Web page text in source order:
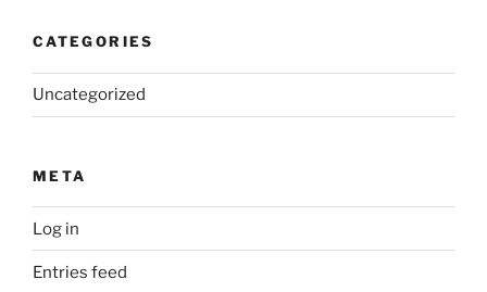
CATEGORIES
Uncategorized
META
Log in
Entries feed